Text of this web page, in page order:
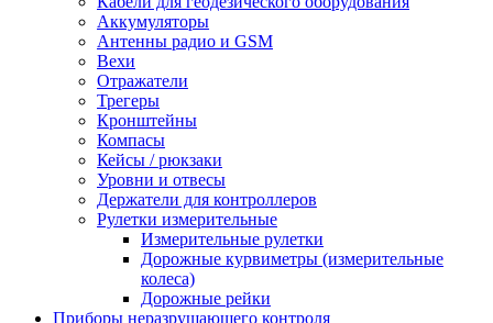
Аккумуляторы
Антенны радио и GSM
Вехи
Отражатели
Трегеры
Кронштейны
Компасы
Кейсы / рюкзаки
Уровни и отвесы
Держатели для контроллеров
Рулетки измерительные
Измерительные рулетки
Дорожные курвиметры (измерительные
колеса)
Дорожные рейки
Приборы неразрушающего контроля